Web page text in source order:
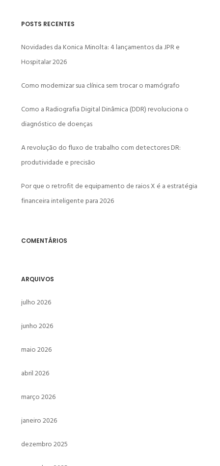
POSTS RECENTES
Novidades da Konica Minolta: 4 lançamentos da JPR e
Hospitalar 2026
Como modernizar sua clínica sem trocar o mamógrafo
Como a Radiografia Digital Dinâmica (DDR) revoluciona o
diagnóstico de doenças
A revolução do fluxo de trabalho com detectores DR:
produtividade e precisão
Por que o retrofit de equipamento de raios X é a estratégia
financeira inteligente para 2026
COMENTÁRIOS
ARQUIVOS
julho 2026
junho 2026
maio 2026
abril 2026
março 2026
janeiro 2026
dezembro 2025